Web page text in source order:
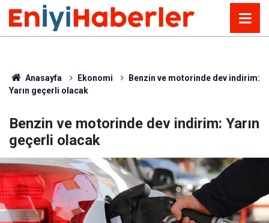
Anasayfa Ekonomi
Benzin ve motorinde dev indirim:
Yarın geçerli olacak
Benzin ve motorinde dev indirim: Yarın
geçerli olacak